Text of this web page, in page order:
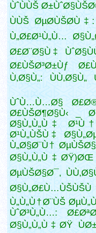
ÙˆÙÙŠ
ÙÙŠ
Ù„Ø£Ø¹Ù„Ù…
Ø£Ø¨Ø§Ù‡
Ø£ÙŠØ³Ø±Ùƒ
Ù‚Ø§Ù„:
ÙˆÙ…Ù…Ø§
Ø£ÙŠØ¶Ø§Ù‹ _
Ø§Ù„Ù„Ù‡
Ø¹Ù„ÙŠÙ‡
Ù„Ø§Ø¨Ù†
ØµÙŠØ§Ø¯,
Ù„Ù„Ù†Ø¨ÙŠ
ÙˆØ³Ù„Ù…:
Ø§Ù„Ù„Ù‡ØŸ